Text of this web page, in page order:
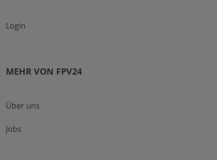
Login
MEHR VON FPV24
Über uns
Jobs